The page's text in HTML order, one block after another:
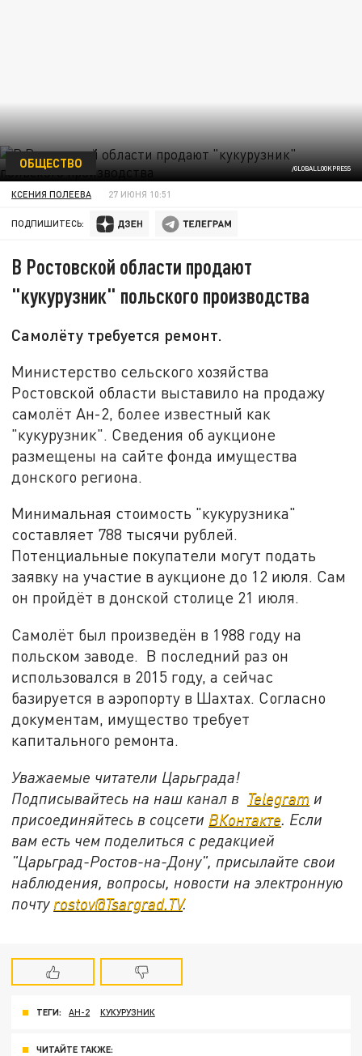
/GLOBALLOOKPRESS
ОБЩЕСТВО
КСЕНИЯ ПОЛЕЕВА 27 ИЮНЯ 10:51
ПОДПИШИТЕСЬ:
В Ростовской области продают
"кукурузник" польского производства
Самолёту требуется ремонт.
Министерство сельского хозяйства
Ростовской области выставило на продажу
самолёт Ан-2, более известный как
"кукурузник". Сведения об аукционе
размещены на сайте фонда имущества
донского региона.
Минимальная стоимость "кукурузника"
составляет 788 тысячи рублей.
Потенциальные покупатели могут подать
заявку на участие в аукционе до 12 июля. Сам
он пройдёт в донской столице 21 июля.
Самолёт был произведён в 1988 году на
польском заводе. В последний раз он
использовался в 2015 году, а сейчас
базируется в аэропорту в Шахтах. Согласно
документам, имущество требует
капитального ремонта.
Уважаемые читатели Царьграда!
Подписывайтесь на наш канал в Telegram и
присоединяйтесь в соцсети ВКонтакте. Если
вам есть чем поделиться с редакцией
"Царьград-Ростов-на-Дону", присылайте свои
наблюдения, вопросы, новости на электронную
почту rostov@Tsargrad.ТV.
ТЕГИ: АН-2 КУКУРУЗНИК
ЧИТАЙТЕ ТАКЖЕ: